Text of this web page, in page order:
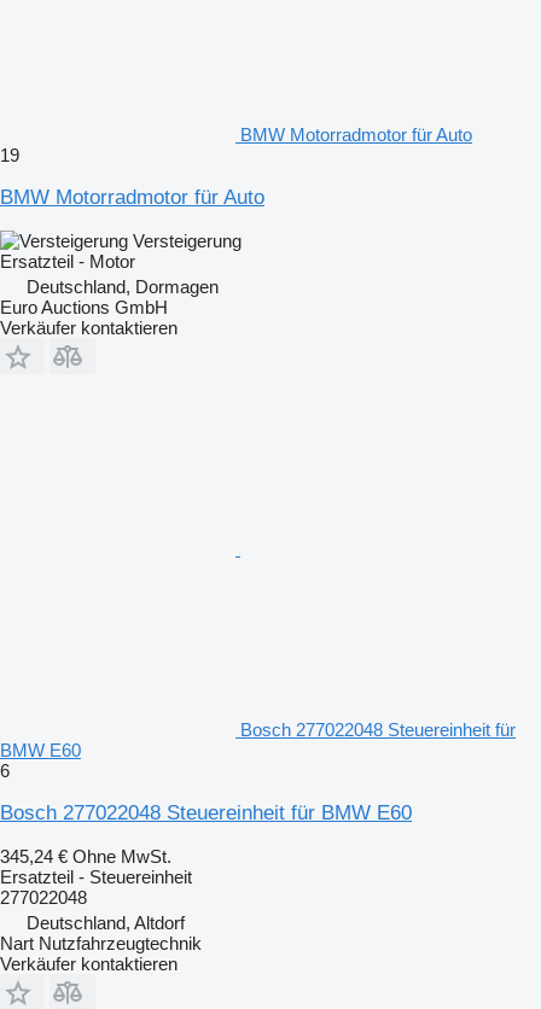
BMW Motorradmotor für Auto
19
BMW Motorradmotor für Auto
Versteigerung
Ersatzteil - Motor
Deutschland, Dormagen
Euro Auctions GmbH
Verkäufer kontaktieren
Bosch 277022048 Steuereinheit für
BMW E60
6
Bosch 277022048 Steuereinheit für BMW E60
345,24 € Ohne MwSt.
Ersatzteil - Steuereinheit
277022048
Deutschland, Altdorf
Nart Nutzfahrzeugtechnik
Verkäufer kontaktieren